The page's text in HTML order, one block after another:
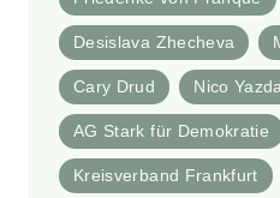
Desislava Zhecheva
Cary Drud Nico
AG Stark für Demokratie
Kreisverband Frankfurt